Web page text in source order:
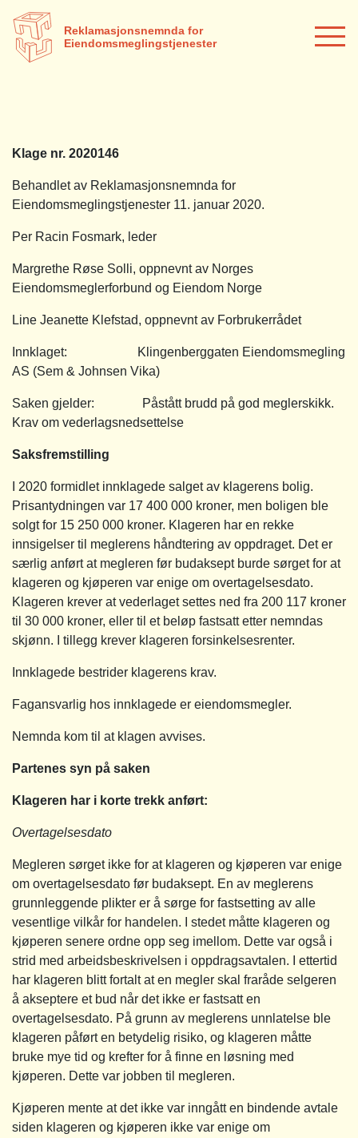
Reklamasjonsnemnda for
Eiendomsmeglingstjenester
Klage nr. 2020146
Behandlet av Reklamasjonsnemnda for
Eiendomsmeglingstjenester 11. januar 2020.
Per Racin Fosmark, leder
Margrethe Røse Solli, oppnevnt av Norges
Eiendomsmeglerforbund og Eiendom Norge
Line Jeanette Klefstad, oppnevnt av Forbrukerrådet
Innklaget: Klingenberggaten Eiendomsmegling
AS (Sem & Johnsen Vika)
Saken gjelder: Påstått brudd på god meglerskikk.
Krav om vederlagsnedsettelse
Saksfremstilling
I 2020 formidlet innklagede salget av klagerens bolig.
Prisantydningen var 17 400 000 kroner, men boligen ble
solgt for 15 250 000 kroner. Klageren har en rekke
innsigelser til meglerens håndtering av oppdraget. Det er
særlig anført at megleren før budaksept burde sørget for at
klageren og kjøperen var enige om overtagelsesdato.
Klageren krever at vederlaget settes ned fra 200 117 kroner
til 30 000 kroner, eller til et beløp fastsatt etter nemndas
skjønn. I tillegg krever klageren forsinkelsesrenter.
Innklagede bestrider klagerens krav.
Fagansvarlig hos innklagede er eiendomsmegler.
Nemnda kom til at klagen avvises.
Partenes syn på saken
Klageren har i korte trekk anført:
Overtagelsesdato
Megleren sørget ikke for at klageren og kjøperen var enige
om overtagelsesdato før budaksept. En av meglerens
grunnleggende plikter er å sørge for fastsetting av alle
vesentlige vilkår for handelen. I stedet måtte klageren og
kjøperen senere ordne opp seg imellom. Dette var også i
strid med arbeidsbeskrivelsen i oppdragsavtalen. I ettertid
har klageren blitt fortalt at en megler skal fraråde selgeren
å akseptere et bud når det ikke er fastsatt en
overtagelsesdato. På grunn av meglerens unnlatelse ble
klageren påført en betydelig risiko, og klageren måtte
bruke mye tid og krefter for å finne en løsning med
kjøperen. Dette var jobben til megleren.
Kjøperen mente at det ikke var inngått en bindende avtale
siden klageren og kjøperen ikke var enige om